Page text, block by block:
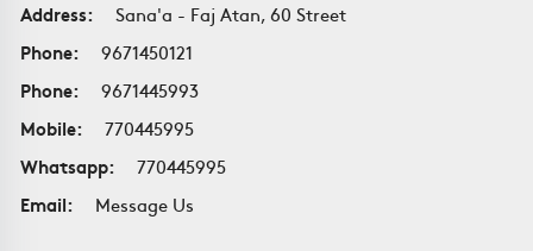
Address:
Sana'a - Faj Atan, 60 Street
Phone:
9671450121
Phone:
9671445993
Mobile:
770445995
Whatsapp:
770445995
Email:
Message Us